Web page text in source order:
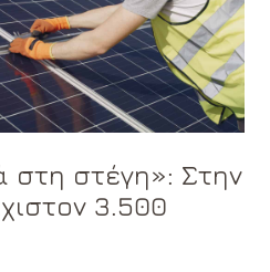
στη στέγη»: Στην
3.500